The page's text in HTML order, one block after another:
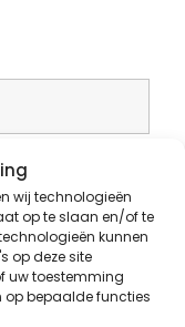
wij technologieën
op te slaan en/of te
kunnen
op deze site
uw toestemming
op bepaalde functies